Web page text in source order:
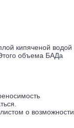
кипяченой водой
объема БАДа
о возможности